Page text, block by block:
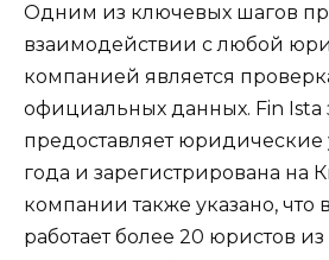
Одним из ключевых шагов
взаимодействии с любой
компанией является
официальных данных. Fin Ista
предоставляет юридические
года и зарегистрирована на
компании также указано, что
работает более 20 юристов